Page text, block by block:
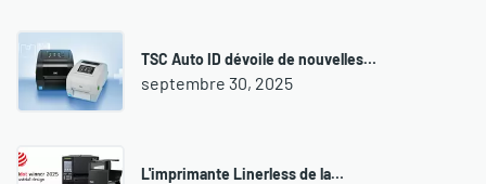
TSC Auto ID dévoile de nouvelles…
septembre 30, 2025
L'imprimante Linerless de la…